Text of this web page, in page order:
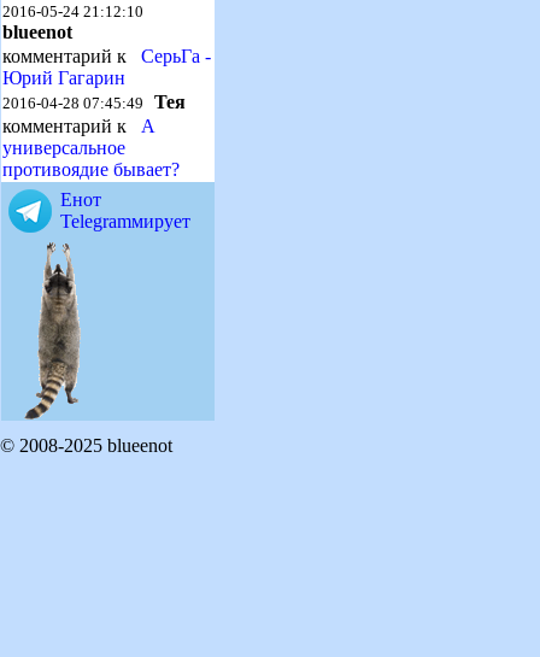
2016-05-24 21:12:10
blueenot
комментарий к СерьГа -
Юрий Гагарин
2016-04-28 07:45:49 Тея
комментарий к А
универсальное
противоядие бывает?
Енот
Telegramмирует
© 2008-2025 blueenot